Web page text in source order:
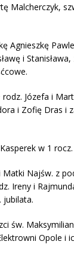
Malcherczyk,
Agnieszkę
i Stanisława,
rodz. Józefa i
i Zofię Dras i
w 1
Najśw. z
Ireny i
jubilata.
św.
Opole i